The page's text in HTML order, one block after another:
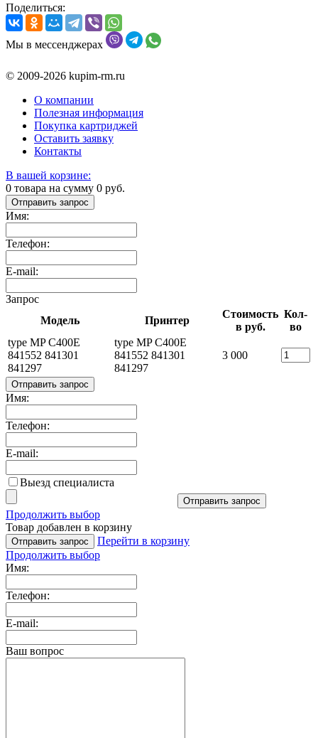
Поделиться:
Мы в мессенджерах
© 2009-2026 kupim-rm.ru
О компании
Полезная информация
Покупка картриджей
Оставить заявку
Контакты
В вашей корзине:
0 товара на сумму 0 руб.
Отправить запрос
Имя:
Телефон:
E-mail:
Запрос
Модель
Принтер
Стоимость
в руб.
Кол-
во
type MP C400E
841552 841301
841297
type MP C400E
841552 841301
841297
3 000
Отправить запрос
Имя:
Телефон:
E-mail:
Выезд специалиста
Отправить запрос
Продолжить выбор
Товар добавлен в корзину
Отправить запрос
Перейти в корзину
Продолжить выбор
Имя:
Телефон:
E-mail:
Ваш вопрос